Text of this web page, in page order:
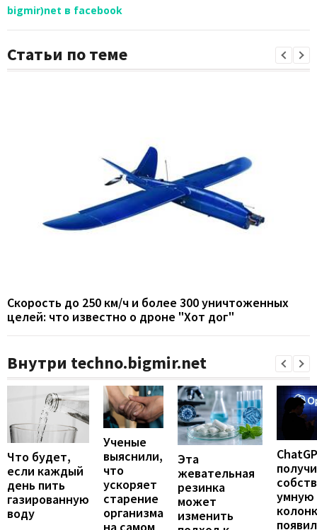
bigmir)net в facebook
Статьи по теме
Скорость до 250 км/ч и более 300 уничтоженных
целей: что известно о дроне "Хот дог"
Внутри techno.bigmir.net
Что будет,
если каждый
день пить
газированную
воду
Ученые
выяснили,
что
ускоряет
старение
организма
на самом
Эта
жевательная
резинка
может
изменить
умную